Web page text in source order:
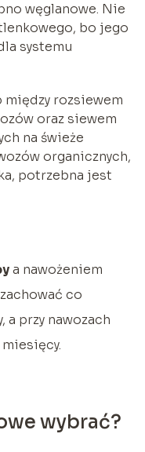
węglanowe. Nie
bo jego
systemu
między rozsiewem
oraz siewem
na świeże
organicznych,
potrzebna jest
a nawożeniem
co
przy nawozach
wybrać?